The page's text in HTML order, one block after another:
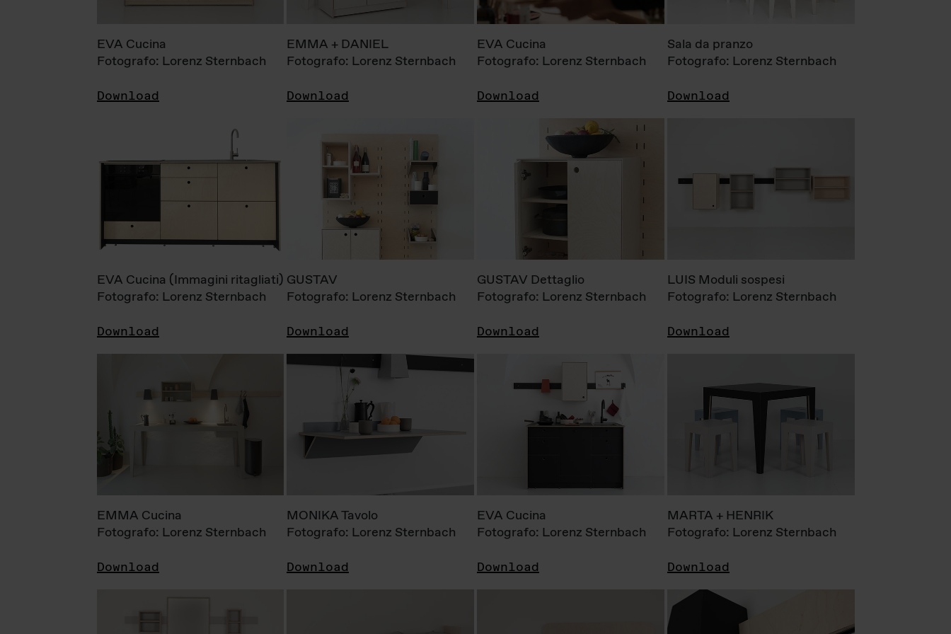
EVA Cucina
Fotografo: Lorenz Sternbach
Download
EMMA + DANIEL
Fotografo: Lorenz Sternbach
Download
EVA Cucina
Fotografo: Lorenz Sternbach
Download
Sala da pranzo
Fotografo: Lorenz Sternbach
Download
EVA Cucina (Immagini ritagliati)
Fotografo: Lorenz Sternbach
Download
GUSTAV
Fotografo: Lorenz Sternbach
Download
GUSTAV Dettaglio
Fotografo: Lorenz Sternbach
Download
LUIS Moduli sospesi
Fotografo: Lorenz Sternbach
Download
EMMA Cucina
Fotografo: Lorenz Sternbach
Download
MONIKA Tavolo
Fotografo: Lorenz Sternbach
Download
EVA Cucina
Fotografo: Lorenz Sternbach
Download
MARTA + HENRIK
Fotografo: Lorenz Sternbach
Download